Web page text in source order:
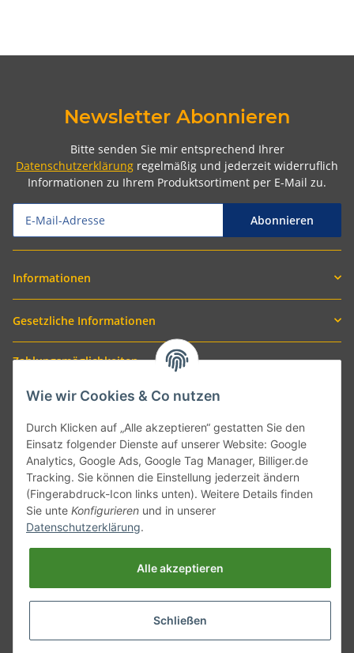
Newsletter Abonnieren
Bitte senden Sie mir entsprechend Ihrer
Datenschutzerklärung regelmäßig und jederzeit widerruflich
Informationen zu Ihrem Produktsortiment per E-Mail zu.
Abonnieren
Informationen
Gesetzliche Informationen
Zahlungsmöglichkeiten
Versand mit
Wie wir Cookies & Co nutzen
Durch Klicken auf „Alle akzeptieren“ gestatten Sie den
Einsatz folgender Dienste auf unserer Website: Google
Analytics, Google Ads, Google Tag Manager, Billiger.de
Tracking. Sie können die Einstellung jederzeit ändern
(Fingerabdruck-Icon links unten). Weitere Details finden
Sie unte Konfigurieren und in unserer
Datenschutzerklärung.
Alle akzeptieren
Schließen